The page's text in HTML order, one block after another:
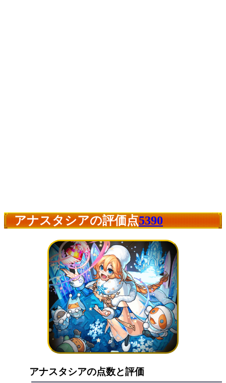
アナスタシアの評価点5390
アナスタシアの点数と評価